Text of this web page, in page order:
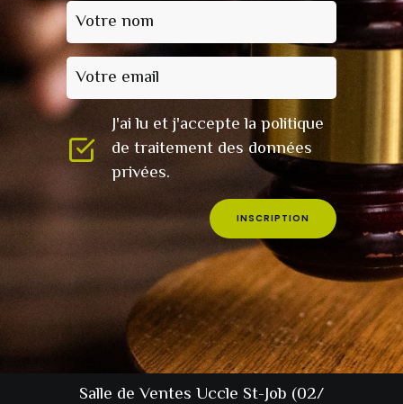
Votre nom
Votre email
J'ai lu et j'accepte la politique
de traitement des données
privées.
INSCRIPTION
Salle de Ventes Uccle St-Job (02/